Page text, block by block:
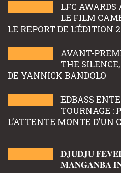
LFC AWARDS
LE FILM
LE REPORT DE L’ÉDITION
AVANT-
THE
DE YANNICK BANDOLO
EDBASS
TOURNAGE :
L’ATTENTE MONTE D’UN
𝐃𝐉𝐔𝐃𝐉𝐔
𝐌𝐀𝐍𝐆𝐀𝐍𝐁𝐀